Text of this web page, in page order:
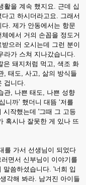
활을 계속 했지요. 근데 십
고 하시더라고요. 그래서
. 제가 안동에서는 항문
에서 거의 손꼽을 정도거
으러 오시는데 그런 분이
라가 스쳐 지나갔습니다.
은 돼지처럼 먹고, 색조 화
, 태도, 사고, 삶의 방식들
겁니다.
관, 나쁜 태도, 나쁜 성향
니까’ 했더니 대뜸 ‘저를
시작했는데 '그때 그 고등
혹시나 잘못한 게 있나 뜨
를 가서 선생님이 되었다
면서 신부님이 이야기를
말씀하셨습니다. '너희 입
각해 봐라. 남겨진 아이들